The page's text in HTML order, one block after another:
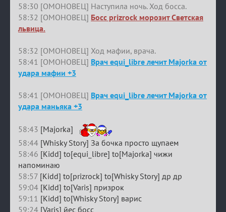
58:30 [ОМОНОВЕЦ] Наступила ночь. Ход босса.
58:32 [ОМОНОВЕЦ] Босс prizrock морозит Светская
львица.
58:32 [ОМОНОВЕЦ] Ход мафии, врача.
58:41 [ОМОНОВЕЦ] Врач equi_libre лечит Majorka от
удара мафии +3
58:41 [ОМОНОВЕЦ] Врач equi_libre лечит Majorka от
удара маньяка +3
58:43 [Majorka]
58:44 [Whisky Story] За бочка просто щупаем
58:46 [Kidd] to[equi_libre] to[Majorka] чижи
напоминаю
58:57 [Kidd] to[prizrock] to[Whisky Story] др др
59:04 [Kidd] to[Varis] призрок
59:11 [Kidd] to[Whisky Story] варис
59:24 [Varis] йес босс